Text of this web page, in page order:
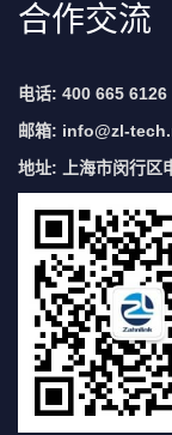
合作交流
电话: 400 665 6126
邮箱: info@zl-
地址: 上海市闵行区